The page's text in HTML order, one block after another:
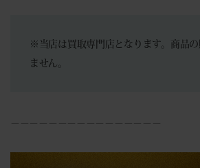
※当店は買取専門店となります。商品の
ません。
－－－－－－－－－－－－－－－－